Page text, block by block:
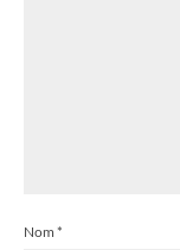
Nom *